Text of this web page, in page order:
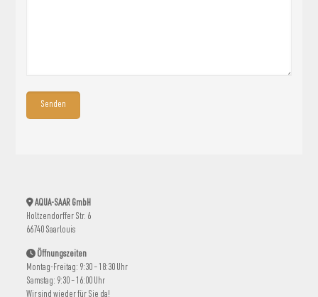
AQUA-SAAR GmbH
Holtzendorffer Str. 6
66740 Saarlouis
Öffnungszeiten
Montag-Freitag: 9:30 – 18:30 Uhr
Samstag: 9:30 – 16:00 Uhr